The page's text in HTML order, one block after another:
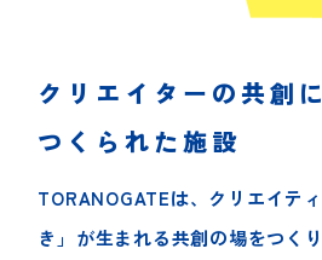
クリエイターの共創
つくられた施設
TORANOGATEは、クリエイテ
き」が生まれる共創の場をつく